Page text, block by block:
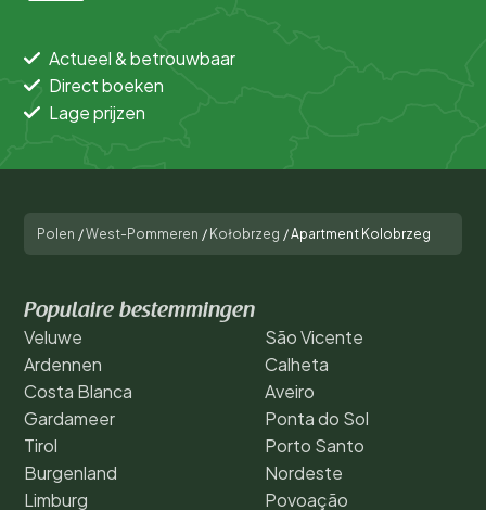
Actueel & betrouwbaar
Direct boeken
Lage prijzen
Polen /West-Pommeren / Kołobrzeg /Apartment Kolobrzeg
Populaire bestemmingen
Veluwe
Ardennen
Costa Blanca
Gardameer
Tirol
Burgenland
Limburg
São Vicente
Calheta
Aveiro
Ponta do Sol
Porto Santo
Nordeste
Povoação